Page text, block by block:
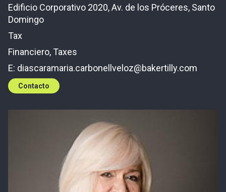
Edificio Corporativo 2020, Av. de los Próceres, Santo
Domingo
Tax
Financiero, Taxes
E: diascaramaria.carbonellveloz@bakertilly.com
Contacto